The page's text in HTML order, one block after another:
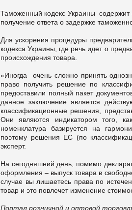
Таможенный кодекс Украины содержит
получение ответа о задержке
Для ускорения процедуры
кодекса Украины, где речь идет о
происхождения товара.
«Иногда очень сложно принять
право получить решение по
предоставили полный пакет
данное заключение является
классификационные решения,
Они являются индикатором того,
номенклатура базируется на
поэтому решения ЕС (по
эксперт.
На сегодняшний день, помимо
оформления – выпуск товара в
случае вы лишаетесь права по
товар и это повлечет изменение
Портал розничной и оптовой